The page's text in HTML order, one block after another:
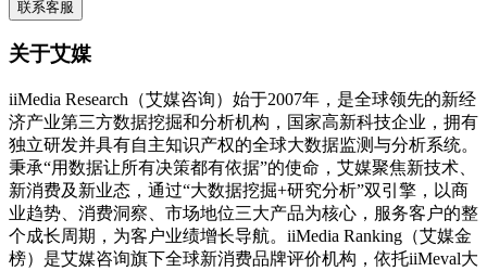
联系客服
关于艾媒
iiMedia Research（艾媒咨询）始于2007年，是全球领先的新经
济产业第三方数据挖掘和分析机构，国家高新科技企业，拥有
独立研发并具有自主知识产权的全球大数据监测与分析系统。
秉承“用数据让所有决策都有依据”的使命，艾媒聚焦新技术、
新消费及新业态，通过“大数据挖掘+研究分析”双引擎，以商
业趋势、消费洞察、市场地位三大产品为核心，服务客户的整
个成长周期，为客户业绩增长导航。iiMedia Ranking（艾媒金
榜）是艾媒咨询旗下全球新消费品牌评价机构，依托iiMeval大